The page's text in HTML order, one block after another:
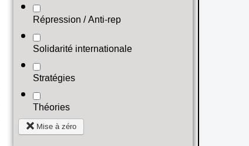
Répression / Anti-rep
Solidarité internationale
Stratégies
Théories
Mise à zéro